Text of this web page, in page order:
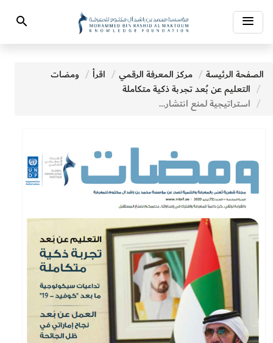
Toggle
navigation
Search
الصفحة الرئيسة مركز المعرفة الرقمي اقرأ
ومضات
التعليم عن بُعد تجربة ذكية متكاملة
استراتيجية لمنع انتشار الأوبئة في المستقبل